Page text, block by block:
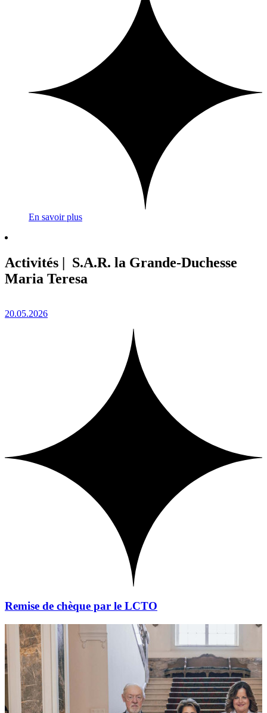
En savoir plus
Activités | S.A.R. la Grande-Duchesse
Maria Teresa
20.05.2026
Remise de chèque par le LCTO